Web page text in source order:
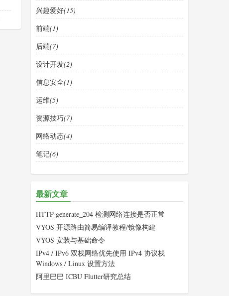
兴趣爱好(15)
前端(1)
后端(7)
设计开发(2)
信息安全(1)
运维(5)
资源技巧(7)
网络动态(4)
笔记(6)
最新文章
HTTP generate_204 检测网络连接是否正常
VYOS 开源路由简易编译教程/镜像构建
VYOS 安装与基础命令
IPv4 / IPv6 双栈网络优先使用 IPv4 协议栈
Windows / Linux 设置方法
阿里巴巴 ICBU Flutter研究总结